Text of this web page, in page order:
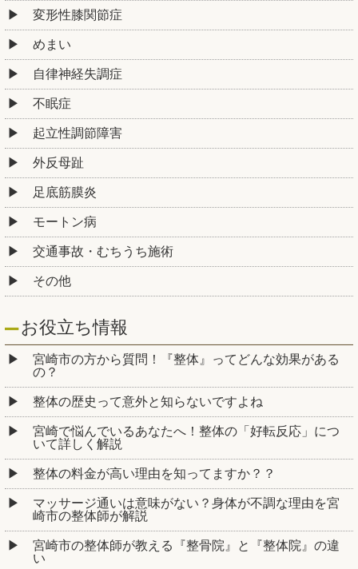
変形性膝関節症
めまい
自律神経失調症
不眠症
起立性調節障害
外反母趾
足底筋膜炎
モートン病
交通事故・むちうち施術
その他
お役立ち情報
宮崎市の方から質問！『整体』ってどんな効果がある
の？
整体の歴史って意外と知らないですよね
宮崎で悩んでいるあなたへ！整体の「好転反応」につ
いて詳しく解説
整体の料金が高い理由を知ってますか？？
マッサージ通いは意味がない？身体が不調な理由を宮
崎市の整体師が解説
宮崎市の整体師が教える『整骨院』と『整体院』の違
い